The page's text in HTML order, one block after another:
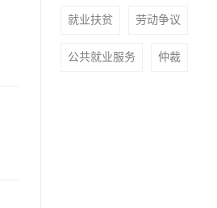
就业扶贫 劳动争议
公共就业服务 仲裁